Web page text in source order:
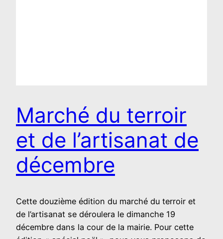
Marché du terroir
et de l’artisanat de
décembre
Cette douzième édition du marché du terroir et
de l’artisanat se déroulera le dimanche 19
décembre dans la cour de la mairie. Pour cette